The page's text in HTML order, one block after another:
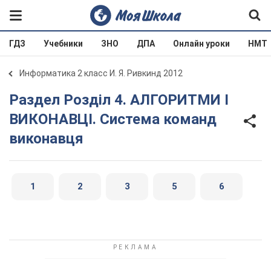
ГДЗ Учебники ЗНО ДПА Онлайн уроки НМТ
Информатика 2 класс И. Я. Ривкинд 2012
Раздел Розділ 4. АЛГОРИТМИ І
ВИКОНАВЦІ. Система команд
виконавця
1 2 3 5 6